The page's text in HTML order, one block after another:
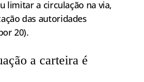
limitar a circulação na via,
das autoridades
20).
a carteira é